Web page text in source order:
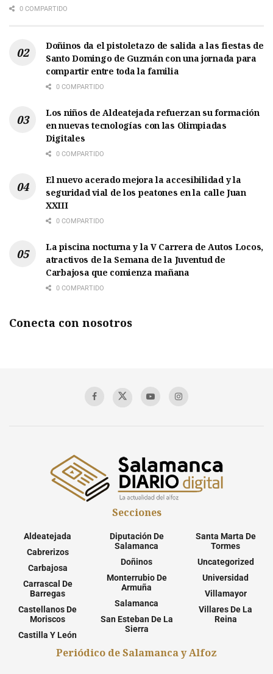
0 COMPARTIDO
Doñinos da el pistoletazo de salida a las fiestas de
Santo Domingo de Guzmán con una jornada para
compartir entre toda la familia
0 COMPARTIDO
Los niños de Aldeatejada refuerzan su formación
en nuevas tecnologías con las Olimpiadas
Digitales
0 COMPARTIDO
El nuevo acerado mejora la accesibilidad y la
seguridad vial de los peatones en la calle Juan
XXIII
0 COMPARTIDO
La piscina nocturna y la V Carrera de Autos Locos,
atractivos de la Semana de la Juventud de
Carbajosa que comienza mañana
0 COMPARTIDO
Conecta con nosotros
Secciones
Aldeatejada
Cabrerizos
Carbajosa
Carrascal De
Barregas
Castellanos De
Moriscos
Castilla Y León
Diputación De
Salamanca
Doñinos
Monterrubio De
Armuña
Salamanca
San Esteban De La
Sierra
Santa Marta De
Tormes
Uncategorized
Universidad
Villamayor
Villares De La
Reina
Periódico de Salamanca y Alfoz